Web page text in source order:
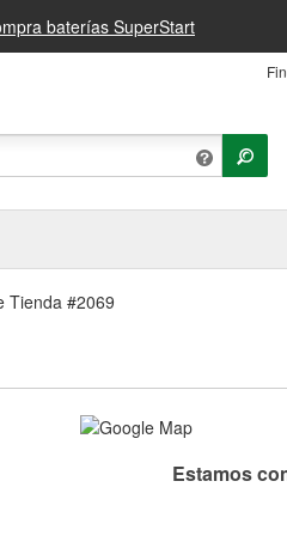
baterías SuperStart
Tienda #2069
Estamos